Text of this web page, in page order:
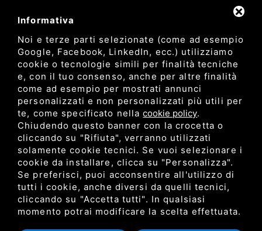
Dipartimento di Bioscienze e Tecnologie Agro Alimentari e
Ambientali
Università degli Studi di Teramo
C.F. 80052650548 •Privacy•Sitemap • Questo sito è protetto
da Google reCAPTCHA v3,Privacy PolicyeTerms of Service
Google.
Informativa
Noi e terze parti selezionate (come ad esempio
Google, Facebook, LinkedIn, ecc.) utilizziamo
cookie o tecnologie simili per finalità tecniche
e, con il tuo consenso, anche per altre finalità
come ad esempio per mostrati annunci
personalizzati e non personalizzati più utili per
te, come specificato nellacookie policy.
Chiudendo questo banner con la crocetta o
cliccando su "Rifiuta", verranno utilizzati
solamente cookie tecnici. Se vuoi selezionare i
cookie da installare, clicca su "Personalizza".
Se preferisci, puoi acconsentire all'utilizzo di
tutti i cookie, anche diversi da quelli tecnici,
cliccando su "Accetta tutti". In qualsiasi
momento potrai modificare la scelta effettuata.